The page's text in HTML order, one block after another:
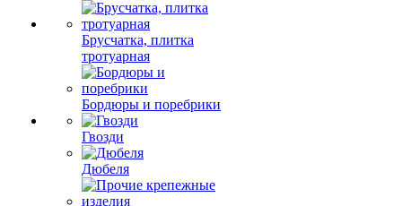
Брусчатка, плитка
тротуарная
Бордюры и поребрики
Гвозди
Дюбеля